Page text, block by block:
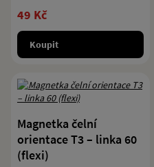
49 Kč
Koupit
Magnetka čelní
orientace T3 – linka 60
(flexi)